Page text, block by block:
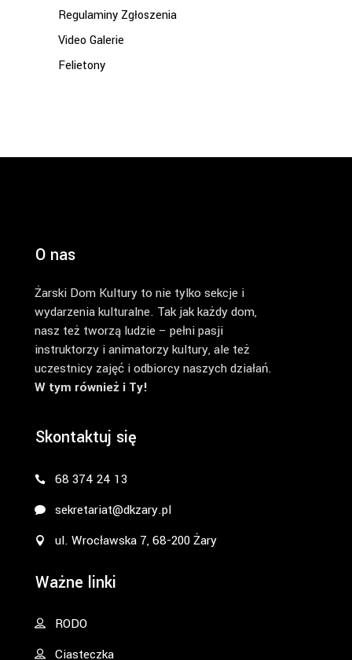
Regulaminy Zgłoszenia
Video Galerie
Felietony
O nas
Żarski Dom Kultury to nie tylko sekcje i
wydarzenia kulturalne. Tak jak każdy dom,
nasz też tworzą ludzie – pełni pasji
instruktorzy i animatorzy kultury, ale też
uczestnicy zajęć i odbiorcy naszych działań.
W tym również i Ty!
Skontaktuj się
68 374 24 13
sekretariat@dkzary.pl
ul. Wrocławska 7, 68-200 Żary
Ważne linki
RODO
Ciasteczka